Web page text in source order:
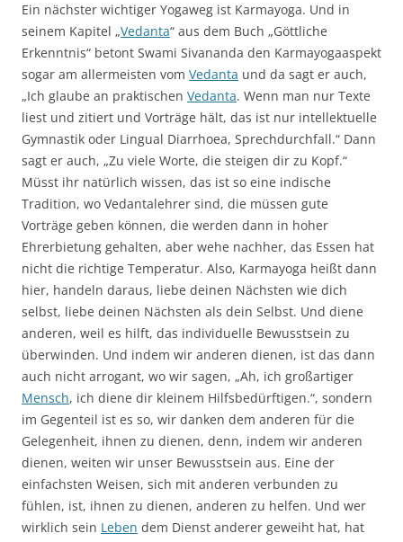
Ein nächster wichtiger Yogaweg ist Karmayoga. Und in
seinem Kapitel „Vedanta“ aus dem Buch „Göttliche
Erkenntnis“ betont Swami Sivananda den Karmayogaaspekt
sogar am allermeisten vom Vedanta und da sagt er auch,
„Ich glaube an praktischen Vedanta. Wenn man nur Texte
liest und zitiert und Vorträge hält, das ist nur intellektuelle
Gymnastik oder Lingual Diarrhoea, Sprechdurchfall.“ Dann
sagt er auch, „Zu viele Worte, die steigen dir zu Kopf.“
Müsst ihr natürlich wissen, das ist so eine indische
Tradition, wo Vedantalehrer sind, die müssen gute
Vorträge geben können, die werden dann in hoher
Ehrerbietung gehalten, aber wehe nachher, das Essen hat
nicht die richtige Temperatur. Also, Karmayoga heißt dann
hier, handeln daraus, liebe deinen Nächsten wie dich
selbst, liebe deinen Nächsten als dein Selbst. Und diene
anderen, weil es hilft, das individuelle Bewusstsein zu
überwinden. Und indem wir anderen dienen, ist das dann
auch nicht arrogant, wo wir sagen, „Ah, ich großartiger
Mensch, ich diene dir kleinem Hilfsbedürftigen.“, sondern
im Gegenteil ist es so, wir danken dem anderen für die
Gelegenheit, ihnen zu dienen, denn, indem wir anderen
dienen, weiten wir unser Bewusstsein aus. Eine der
einfachsten Weisen, sich mit anderen verbunden zu
fühlen, ist, ihnen zu dienen, anderen zu helfen. Und wer
wirklich sein Leben dem Dienst anderer geweiht hat, hat